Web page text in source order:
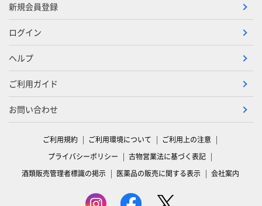
新規会員登録
ログイン
ヘルプ
ご利用ガイド
お問い合わせ
ご利用規約 ご利用環境について
ご利用上の注意
プライバシーポリシー
古物営業法に基づく表記
酒類販売管理者標識の掲示
医薬品の販売に関する表示 会社案内